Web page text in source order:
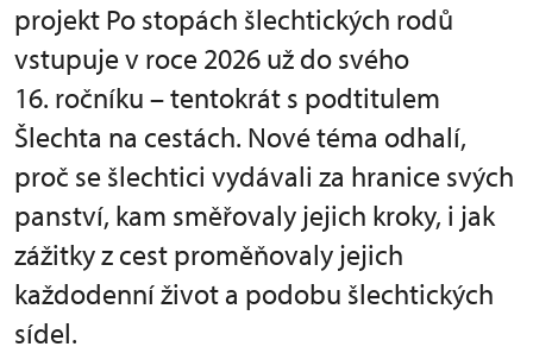
projekt Po stopách šlechtických rodů
vstupuje v roce 2026 už do svého
16. ročníku – tentokrát s podtitulem
Šlechta na cestách. Nové téma odhalí,
proč se šlechtici vydávali za hranice svých
panství, kam směřovaly jejich kroky, i jak
zážitky z cest proměňovaly jejich
každodenní život a podobu šlechtických
sídel.